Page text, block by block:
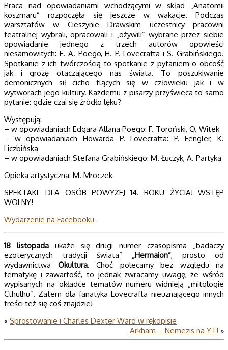
Praca nad opowiadaniami wchodzącymi w skład „Anatomii
koszmaru” rozpoczęła się jeszcze w wakacje. Podczas
warsztatów w Cieszynie Drawskim uczestnicy pracowni
teatralnej wybrali, opracowali i „ożywili” wybrane przez siebie
opowiadanie jednego z trzech autorów opowieści
niesamowitych: E. A. Poego, H. P. Lovecrafta i S. Grabińskiego.
Spotkanie z ich twórczością to spotkanie z pytaniem o obcość
jak i grozę otaczającego nas świata. To poszukiwanie
demonicznych sił cicho tlących się w człowieku jak i w
wytworach jego kultury. Każdemu z pisarzy przyświeca to samo
pytanie: gdzie czai się źródło lęku?
Występują:
– w opowiadaniach Edgara Allana Poego: F. Toroński, O. Witek
– w opowiadaniach Howarda P. Lovecrafta: P. Fengler, K.
Liczbińska
– w opowiadaniach Stefana Grabińskiego: M. Łuczyk, A. Partyka
Opieka artystyczna: M. Mroczek
SPEKTAKL DLA OSÓB POWYŻEJ 14. ROKU ŻYCIA! WSTĘP
WOLNY!
Wydarzenie na Facebooku
18 listopada ukaże się drugi numer czasopisma „badaczy
ezoterycznych tradycji świata” „Hermaion”, prosto od
wydawnictwa Okultura. Choć polecamy bez względu na
tematykę i zawartość, to jednak zwracamy uwagę, że wśród
wypisanych na okładce tematów numeru widnieją „mitologie
Cthulhu”. Zatem dla fanatyka Lovecrafta nieuznającego innych
treści też się coś znajdzie!
« Sprostowanie i Charles Dexter Ward w rękopisie
Arkham – Nemezis na YT! »